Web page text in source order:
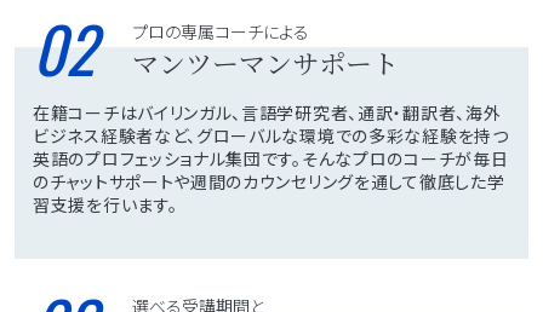
02 プロの専属コーチによる
マンツーマンサポート
在籍コーチはバイリンガル、言語学研究者、通訳・翻訳者、海外
ビジネス経験者など、グローバルな環境での多彩な経験を持つ
英語のプロフェッショナル集団です。そんなプロのコーチが毎日
のチャットサポートや週間のカウンセリングを通して徹底した学
習支援を行います。
選べる受講期間と